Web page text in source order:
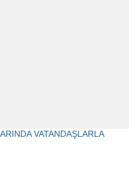
VATANDAŞLARLA